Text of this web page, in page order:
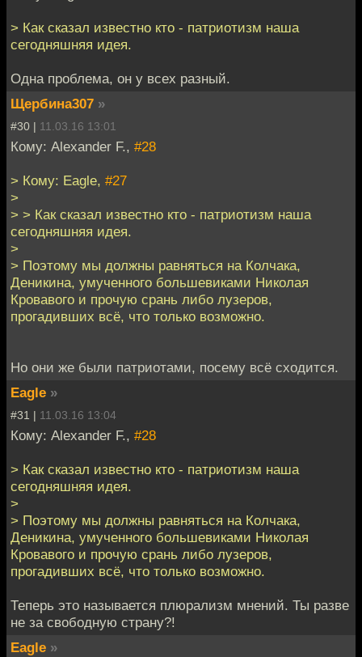
> Как сказал известно кто - патриотизм наша
сегодняшняя идея.
Одна проблема, он у всех разный.
Щербина307 »
#30 | 11.03.16 13:01
Кому: Alexander F., #28
> Кому: Eagle, #27
>
> > Как сказал известно кто - патриотизм наша
сегодняшняя идея.
>
> Поэтому мы должны равняться на Колчака,
Деникина, умученного большевиками Николая
Кровавого и прочую срань либо лузеров,
прогадивших всё, что только возможно.
Но они же были патриотами, посему всё сходится.
Eagle »
#31 | 11.03.16 13:04
Кому: Alexander F., #28
> Как сказал известно кто - патриотизм наша
сегодняшняя идея.
>
> Поэтому мы должны равняться на Колчака,
Деникина, умученного большевиками Николая
Кровавого и прочую срань либо лузеров,
прогадивших всё, что только возможно.
Теперь это называется плюрализм мнений. Ты разве
не за свободную страну?!
Eagle »